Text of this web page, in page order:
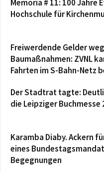
Memoria # 11: 100 Jahre
Hochschule für
Freiwerdende Gelder
Baumaßnahmen: ZVNL
Fahrten im S-Bahn-Netz
Der Stadtrat tagte:
die Leipziger Buchmesse
Karamba Diaby. Ackern
eines
Begegnungen